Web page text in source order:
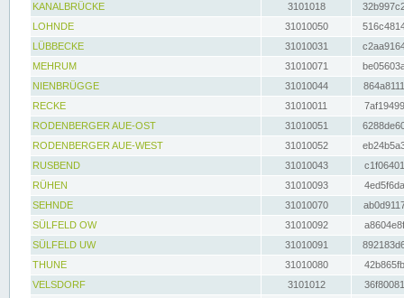
KANALBRÜCKE
3101018
LOHNDE
31010050
LÜBBECKE
31010031
MEHRUM
31010071
NIENBRÜGGE
31010044
RECKE
31010011
RODENBERGER AUE-OST
31010051
RODENBERGER AUE-WEST
31010052
RUSBEND
31010043
RÜHEN
31010093
SEHNDE
31010070
SÜLFELD OW
31010092
SÜLFELD UW
31010091
THUNE
31010080
VELSDORF
3101012